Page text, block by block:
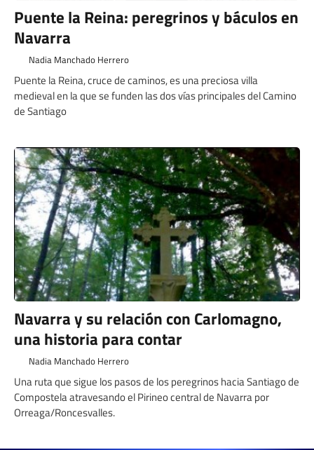
Puente la Reina: peregrinos y báculos en
Navarra
Nadia Manchado Herrero
Puente la Reina, cruce de caminos, es una preciosa villa
medieval en la que se funden las dos vías principales del Camino
de Santiago
Navarra y su relación con Carlomagno,
una historia para contar
Nadia Manchado Herrero
Una ruta que sigue los pasos de los peregrinos hacia Santiago de
Compostela atravesando el Pirineo central de Navarra por
Orreaga/Roncesvalles.